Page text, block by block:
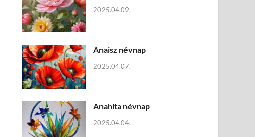
2025.04.09.
Anaisz névnap
2025.04.07.
Anahita névnap
2025.04.04.